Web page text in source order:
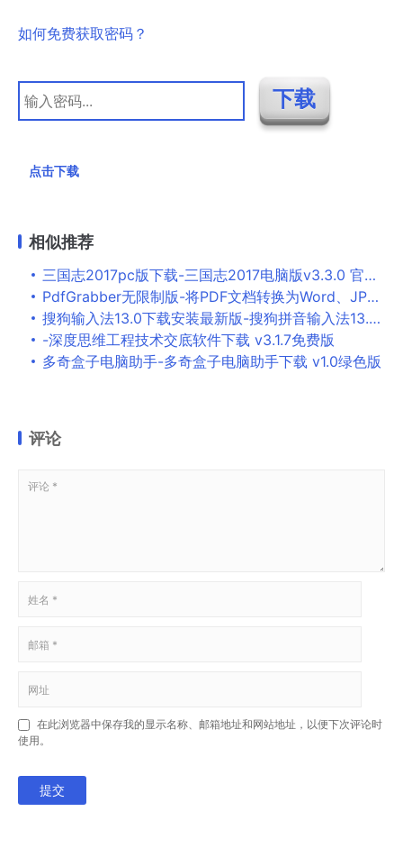
如何免费获取密码？
点击下载
相似推荐
三国志2017pc版下载-三国志2017电脑版v3.3.0 官方版
PdfGrabber无限制版-将PDF文档转换为Word、JPEG、CAD、PPT等格式 V9.0 下载
搜狗输入法13.0下载安装最新版-搜狗拼音输入法13.0版本 V13.0.0.6738 官方正式版
-深度思维工程技术交底软件下载 v3.1.7免费版
多奇盒子电脑助手-多奇盒子电脑助手下载 v1.0绿色版
评论
在此浏览器中保存我的显示名称、邮箱地址和网站地址，以便下次评论时
使用。
提交